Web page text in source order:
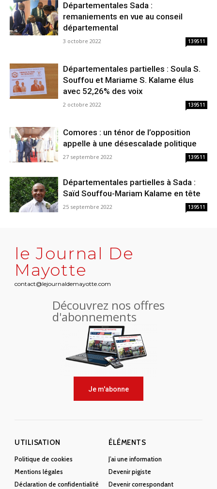
Départementales Sada :
remaniements en vue au conseil
départemental
3 octobre 2022 139511
Départementales partielles : Soula S.
Souffou et Mariame S. Kalame élus
avec 52,26% des voix
2 octobre 2022 139511
Comores : un ténor de l’opposition
appelle à une désescalade politique
27 septembre 2022 139511
Départementales partielles à Sada :
Saïd Souffou-Mariam Kalame en tête
25 septembre 2022 139511
le Journal De
Mayotte
contact@lejournaldemayotte.com
Découvrez nos offres
d'abonnements
Je m'abonne
UTILISATION
Politique de cookies
Mentions légales
Déclaration de confidentialité
ÉLÉMENTS
J’ai une information
Devenir pigiste
Devenir correspondant